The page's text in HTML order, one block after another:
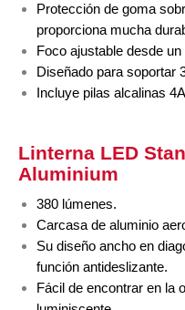
Protección de goma
proporciona mucha
Foco ajustable desde
Diseñado para soportar
Incluye pilas alcalinas
Linterna LED
Aluminium
380 lúmenes.
Carcasa de aluminio
Su diseño ancho en
función antideslizante.
Fácil de encontrar en la